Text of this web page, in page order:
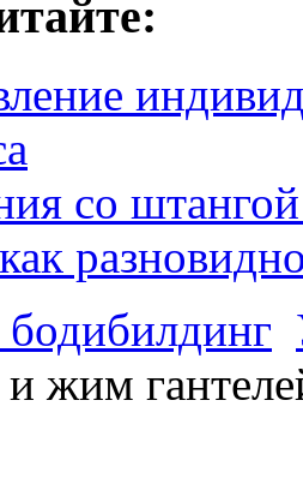
со
и жим